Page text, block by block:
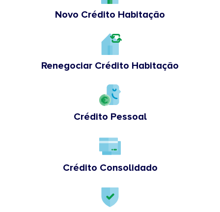
Novo Crédito Habitação
Renegociar Crédito Habitação
Crédito Pessoal
Crédito Consolidado